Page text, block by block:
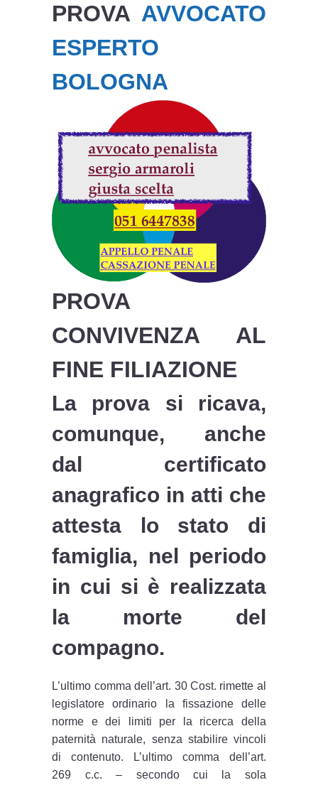
PROVA AVVOCATO
ESPERTO
BOLOGNA
PROVA
CONVIVENZA AL
FINE FILIAZIONE
La prova si ricava,
comunque, anche
dal certificato
anagrafico in atti che
attesta lo stato di
famiglia, nel periodo
in cui si è realizzata
la morte del
compagno.
L’ultimo comma dell’art. 30 Cost. rimette al
legislatore ordinario la fissazione delle
norme e dei limiti per la ricerca della
paternità naturale, senza stabilire vincoli
di contenuto. L’ultimo comma dell’art.
269 c.c. – secondo cui la sola